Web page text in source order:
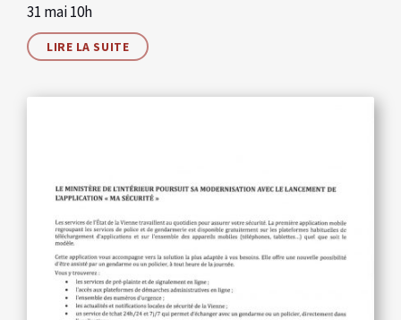
31 mai 10h
LIRE LA SUITE